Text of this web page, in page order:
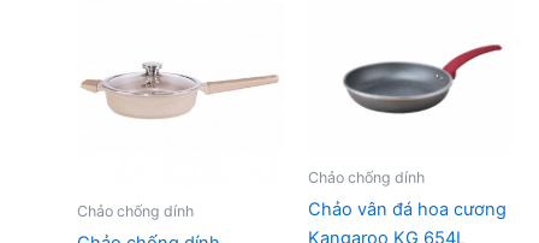
Chảo chống dính
Chảo chống dính
Chảo vân đá hoa cương
Kangaroo KG 654L